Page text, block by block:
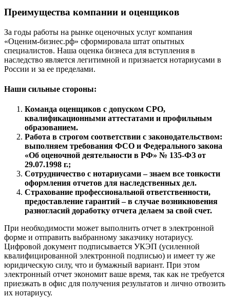
Преимущества компании и оценщиков
За годы работы на рынке оценочных услуг компания
«Оценим-бизнес.рф» сформировала штат опытных
специалистов. Наша оценка бизнеса для вступления в
наследство является легитимной и признается нотариусами в
России и за ее пределами.
Наши сильные стороны:
Команда оценщиков с допуском СРО,
квалификационными аттестатами и профильным
образованием.
Работа в строгом соответствии с законодательством:
выполняем требования ФСО и Федерального закона
«Об оценочной деятельности в РФ» № 135-ФЗ от
29.07.1998 г.;
Сотрудничество с нотариусами – знаем все тонкости
оформления отчетов для наследственных дел.
Страхование профессиональной ответственности,
предоставление гарантий – в случае возникновения
разногласий доработку отчета делаем за свой счет.
При необходимости может выполнить отчет в электронной
форме и отправить выбранному заказчику нотариусу.
Цифровой документ подписывается УКЭП (усиленной
квалифицированной электронной подписью) и имеет ту же
юридическую силу, что и бумажный вариант. При этом
электронный отчет экономит ваше время, так как не требуется
приезжать в офис для получения результатов и лично отвозить
их нотариусу.
Домодедово
Донецк
Дубна
Дюртюли
Евпатория
Егорьевск
Екатеринбург
Елизово
Енисейск
Ермолино
Ессентуки
Железногорск
Железногорск-Илимский
Жуковский
Заводоуковск
Заполярный
Зарайск
Заречный
Заринск
Звенигород
Зеленоград